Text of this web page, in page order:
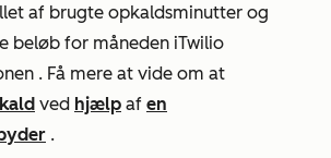
af brugte opkaldsminutter og
beløb for måneden iTwilio
. Få mere at vide om at
ved hjælp af en
.